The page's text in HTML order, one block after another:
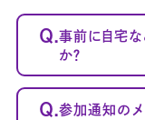
Q.事前に自宅
か？
Q.参加通知のメ